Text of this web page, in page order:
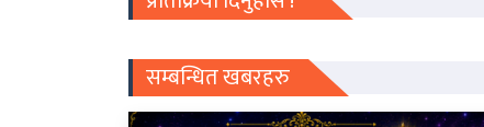
सम्बन्धित खबरहरु